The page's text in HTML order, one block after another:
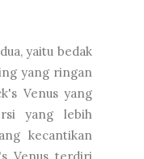
yaitu bedak
yang ringan
Venus yang
yang lebih
kecantikan